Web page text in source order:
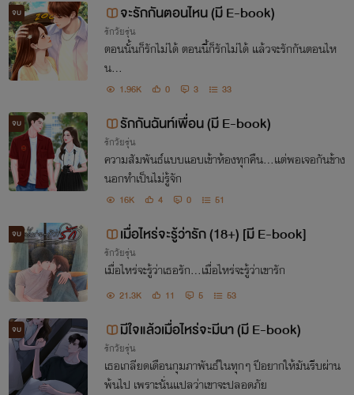
จบ จะรักกันตอนไหน (มี E-book)
รักวัยรุ่น
ตอนนั้นก็รักไม่ได้ ตอนนี้ก็รักไม่ได้ แล้วจะรักกันตอนไห
น...
1.96K 0 3 33
จบ รักกันฉันท์เพื่อน (มี E-book)
รักวัยรุ่น
ความสัมพันธ์แบบแอบเข้าห้องทุกคืน…แต่พอเจอกันข้าง
นอกทำเป็นไม่รู้จัก
16K 4 0 51
จบ เมื่อไหร่จะรู้ว่ารัก (18+) [มี E-book]
รักวัยรุ่น
เมื่อไหร่จะรู้ว่าเธอรัก...เมื่อไหร่จะรู้ว่าเขารัก
21.3K 11 5 53
จบ มีใจแล้วเมื่อไหร่จะมีนา (มี E-book)
รักวัยรุ่น
เธอเกลียดเดือนกุมภาพันธ์ในทุกๆ ปีอยากให้มันรีบผ่าน
พ้นไป เพราะนั่นแปลว่าเขาจะปลอดภัย